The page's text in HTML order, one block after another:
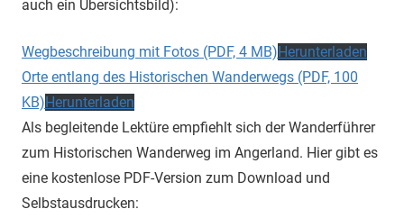
auch ein Übersichtsbild):
Wegbeschreibung mit Fotos (PDF, 4 MB)Herunterladen
Orte entlang des Historischen Wanderwegs (PDF, 100
KB)Herunterladen
Als begleitende Lektüre empfiehlt sich der Wanderführer
zum Historischen Wanderweg im Angerland. Hier gibt es
eine kostenlose PDF-Version zum Download und
Selbstausdrucken: